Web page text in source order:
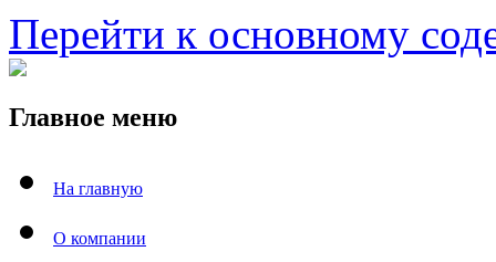
Перейти к основному
Главное меню
На главную
О компании